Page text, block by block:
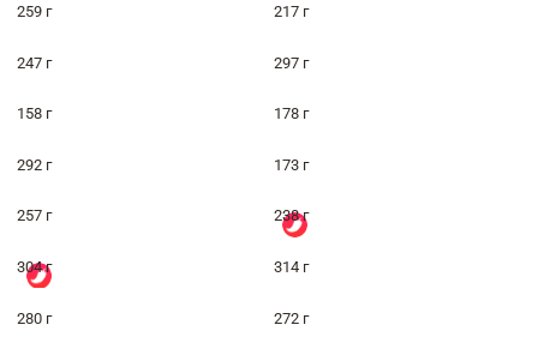
259 г 217 г
247 г 297 г
158 г 178 г
292 г 173 г
257 г 238 г
304 г 314 г
280 г 272 г